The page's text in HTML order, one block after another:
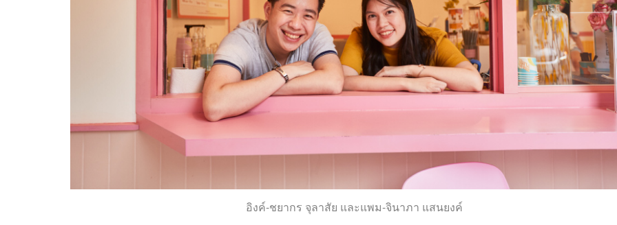
อิงค์-ชยากร จุลาสัย และแพม-จินาภา แสนยงค์